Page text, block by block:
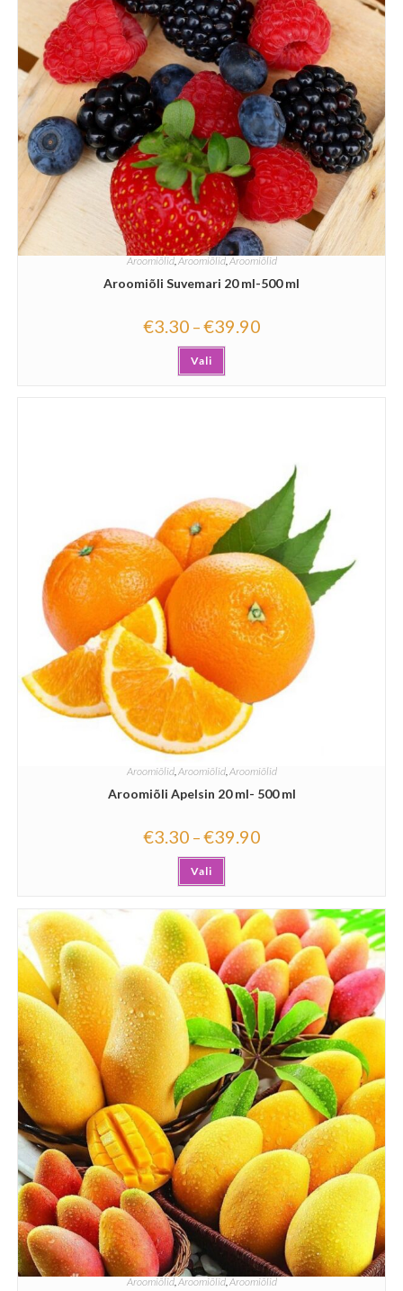
Aroomiõlid, Aroomiõlid, Aroomiõlid
Aroomiõli Suvemari 20 ml-500 ml
€3.30 –€39.90
Vali
Aroomiõlid,Aroomiõlid,Aroomiõlid
Aroomiõli Apelsin 20 ml- 500 ml
€3.30 –€39.90
Vali
Aroomiõlid,Aroomiõlid,Aroomiõlid